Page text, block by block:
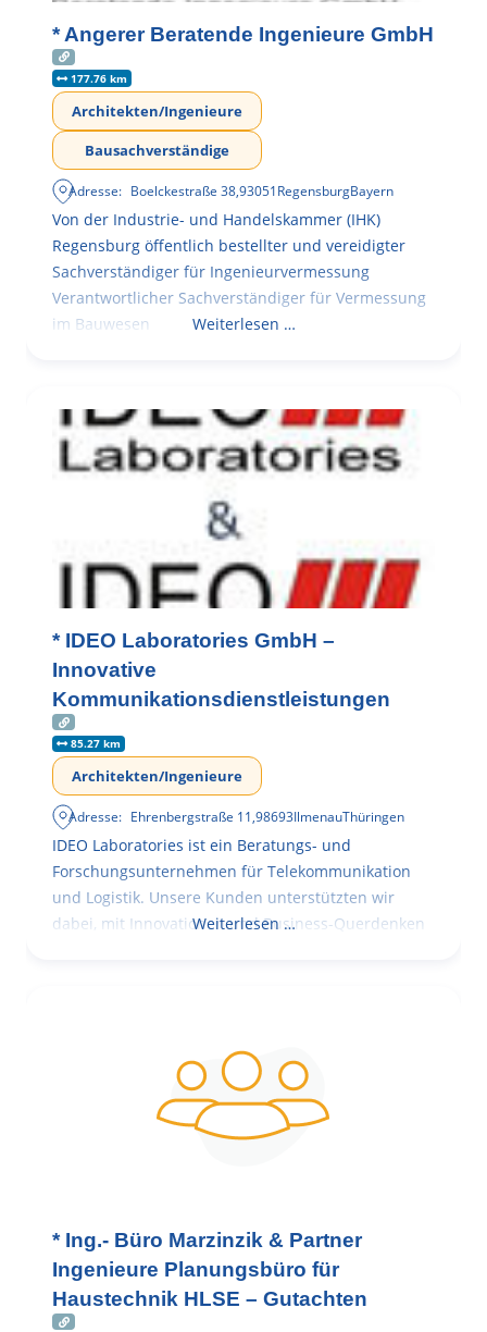
* Angerer Beratende Ingenieure GmbH
177.76 km
Architekten/Ingenieure
Bausachverständige
Adresse: Boelckestraße 38,93051RegensburgBayern
Von der Industrie- und Handelskammer (IHK)
Regensburg öffentlich bestellter und vereidigter
Sachverständiger für Ingenieurvermessung
Verantwortlicher Sachverständiger für Vermessung
im Bauwesen
Weiterlesen …
* IDEO Laboratories GmbH –
Innovative
Kommunikationsdienstleistungen
85.27 km
Architekten/Ingenieure
Adresse: Ehrenbergstraße 11,98693IlmenauThüringen
IDEO Laboratories ist ein Beratungs- und
Forschungsunternehmen für Telekommunikation
und Logistik. Unsere Kunden unterstützten wir
dabei, mit Innovationen und Business-Querdenken
Weiterlesen …
* Ing.- Büro Marzinzik & Partner
Ingenieure Planungsbüro für
Haustechnik HLSE – Gutachten